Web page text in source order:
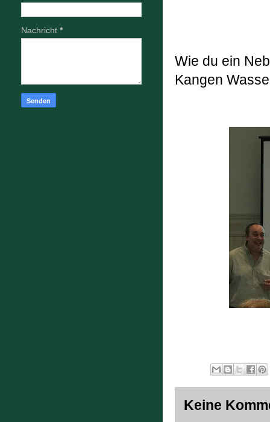
Wie du ein
Kangen
Keine
Nachricht *